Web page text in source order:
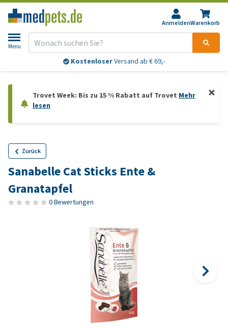
AnmeldenWarenkorb
Menu
KostenloserVersand ab € 69,-
Trovet Week: Bis zu 15 % Rabatt auf Trovet Mehr
lesen
Zurück
Sanabelle Cat Sticks Ente &
Granatapfel
0 Bewertungen